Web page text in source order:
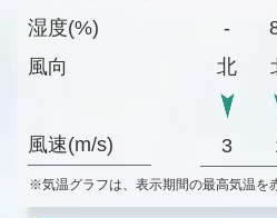
湿度(%)
風向
風速(m/s)
-
北
3
※気温グラフは、表示期間の最高気温を